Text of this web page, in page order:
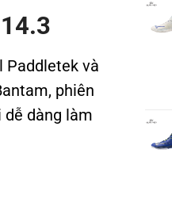
Paddletek và
phiên
dễ dàng làm